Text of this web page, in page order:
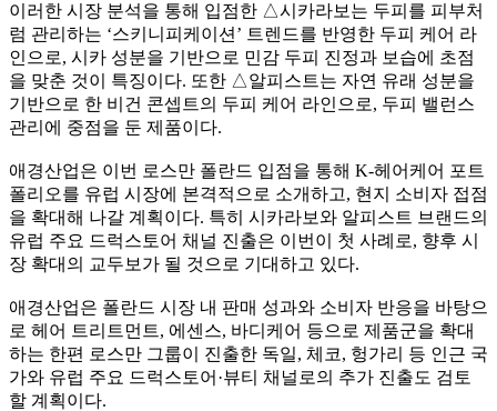
이러한 시장 분석을 통해 입점한 △시카라보는 두피를 피부처
럼 관리하는 ‘스키니피케이션’ 트렌드를 반영한 두피 케어 라
인으로, 시카 성분을 기반으로 민감 두피 진정과 보습에 초점
을 맞춘 것이 특징이다. 또한 △알피스트는 자연 유래 성분을
기반으로 한 비건 콘셉트의 두피 케어 라인으로, 두피 밸런스
관리에 중점을 둔 제품이다.
애경산업은 이번 로스만 폴란드 입점을 통해 K-헤어케어 포트
폴리오를 유럽 시장에 본격적으로 소개하고, 현지 소비자 접점
을 확대해 나갈 계획이다. 특히 시카라보와 알피스트 브랜드의
유럽 주요 드럭스토어 채널 진출은 이번이 첫 사례로, 향후 시
장 확대의 교두보가 될 것으로 기대하고 있다.
애경산업은 폴란드 시장 내 판매 성과와 소비자 반응을 바탕으
로 헤어 트리트먼트, 에센스, 바디케어 등으로 제품군을 확대
하는 한편 로스만 그룹이 진출한 독일, 체코, 헝가리 등 인근 국
가와 유럽 주요 드럭스토어·뷰티 채널로의 추가 진출도 검토
할 계획이다.